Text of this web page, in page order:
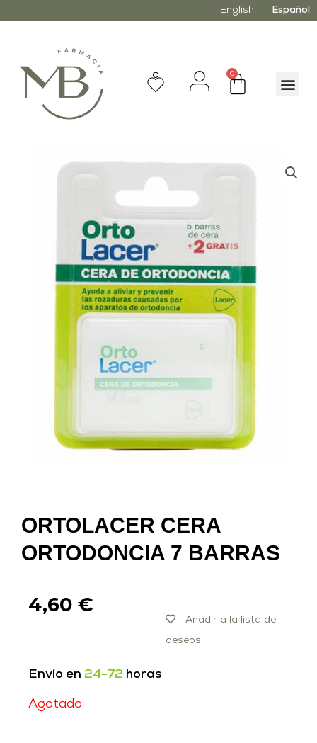
English Español
0
ORTOLACER CERA
ORTODONCIA 7 BARRAS
4,60 €
Añadir a la lista de
deseos
Envío en 24-72 horas
Agotado